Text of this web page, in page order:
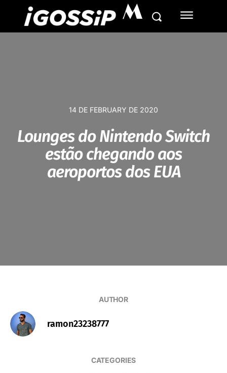
M
14 DE FEBRUARY DE 2020
Lounges do Nintendo Switch
estão chegando aos
aeroportos dos EUA
AUTHOR
ramon23238777
CATEGORIES